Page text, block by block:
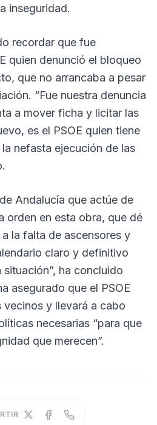
inseguridad.
recordar que fue
quien denunció el bloqueo
que no arrancaba a pesar
“Fue nuestra denuncia
a mover ficha y licitar las
es el PSOE quien tiene
nefasta ejecución de las
Andalucía que actúe de
orden en esta obra, que dé
la falta de ascensores y
claro y definitivo
ha concluido
asegurado que el PSOE
vecinos y llevará a cabo
necesarias “para que
que merecen”.